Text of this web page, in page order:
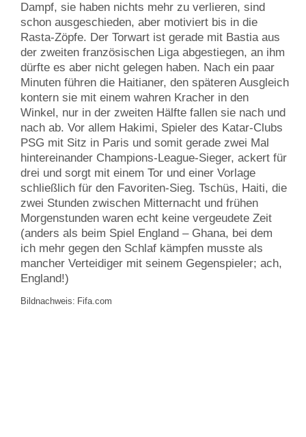
Dampf, sie haben nichts mehr zu verlieren, sind
schon ausgeschieden, aber motiviert bis in die
Rasta-Zöpfe. Der Torwart ist gerade mit Bastia aus
der zweiten französischen Liga abgestiegen, an ihm
dürfte es aber nicht gelegen haben. Nach ein paar
Minuten führen die Haitianer, den späteren Ausgleich
kontern sie mit einem wahren Kracher in den
Winkel, nur in der zweiten Hälfte fallen sie nach und
nach ab. Vor allem Hakimi, Spieler des Katar-Clubs
PSG mit Sitz in Paris und somit gerade zwei Mal
hintereinander Champions-League-Sieger, ackert für
drei und sorgt mit einem Tor und einer Vorlage
schließlich für den Favoriten-Sieg. Tschüs, Haiti, die
zwei Stunden zwischen Mitternacht und frühen
Morgenstunden waren echt keine vergeudete Zeit
(anders als beim Spiel England – Ghana, bei dem
ich mehr gegen den Schlaf kämpfen musste als
mancher Verteidiger mit seinem Gegenspieler; ach,
England!)
Bildnachweis: Fifa.com